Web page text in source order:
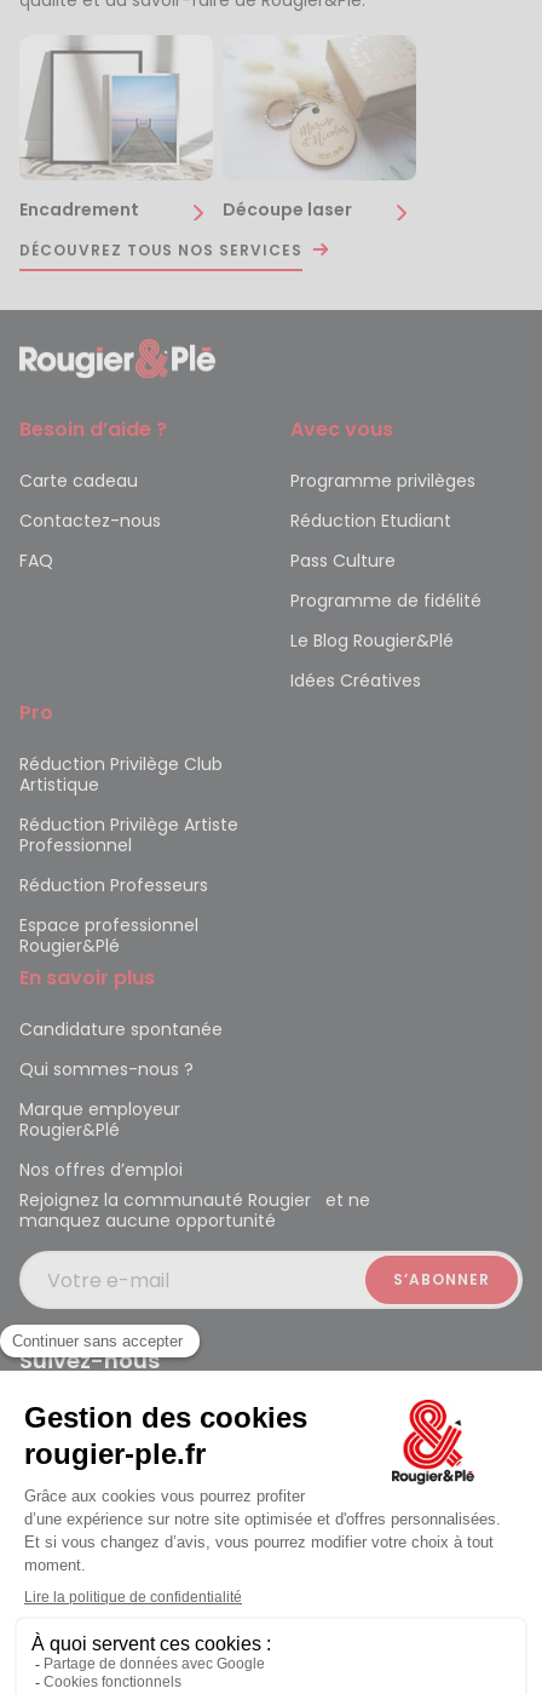
ouvert à 10:00
Encadrement Découpe laser
DÉCOUVREZ TOUS NOS SERVICES
Besoin d’aide ?
Carte cadeau
Contactez-nous
FAQ
Avec vous
Programme privilèges
Réduction Etudiant
Pass Culture
Programme de fidélité
Le Blog Rougier&Plé
Idées Créatives
Pro
Réduction Privilège Club
Artistique
Réduction Privilège Artiste
Professionnel
Réduction Professeurs
Espace professionnel
Rougier&Plé
En savoir plus
Candidature spontanée
Qui sommes-nous ?
Marque employeur
Rougier&Plé
Nos offres d’emploi
Rejoignez la communauté Rougier et ne
manquez aucune opportunité
Votre e-mail
Suivez-nous
Rougier et Plé 2024 Copyright
Mentions légales
Conditions générales des ventes
Données personnelles